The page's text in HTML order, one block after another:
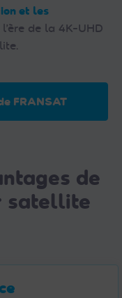
et les
de la 4K-UHD
FRANSAT
de
satellite